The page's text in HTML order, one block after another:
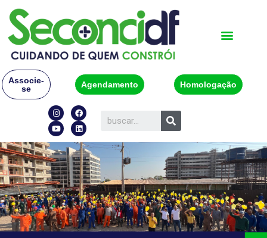
Associe-
se
Agendamento Homologação